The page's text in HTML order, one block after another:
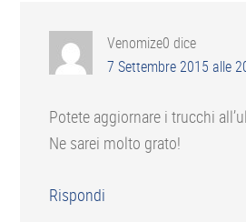
lettore
Venomize0 dice
7 Settembre 2015 alle
Potete aggiornare i trucchi
Ne sarei molto grato!
Rispondi